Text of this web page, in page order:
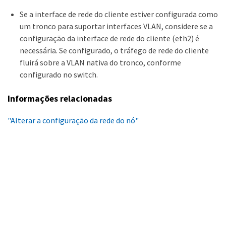
Se a interface de rede do cliente estiver configurada como
um tronco para suportar interfaces VLAN, considere se a
configuração da interface de rede do cliente (eth2) é
necessária. Se configurado, o tráfego de rede do cliente
fluirá sobre a VLAN nativa do tronco, conforme
configurado no switch.
Informações relacionadas
"Alterar a configuração da rede do nó"